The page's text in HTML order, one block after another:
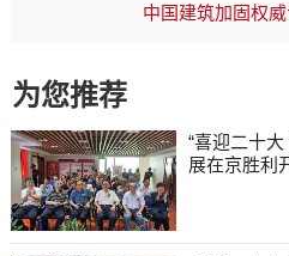
中国建筑加固权
为您推荐
“喜迎二十
展在京胜利